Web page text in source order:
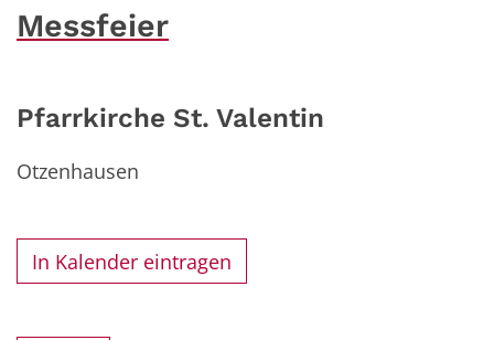
Messfeier
Pfarrkirche St. Valentin
Otzenhausen
In Kalender eintragen